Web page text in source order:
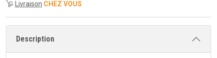
Livraison CHEZ VOUS
Description